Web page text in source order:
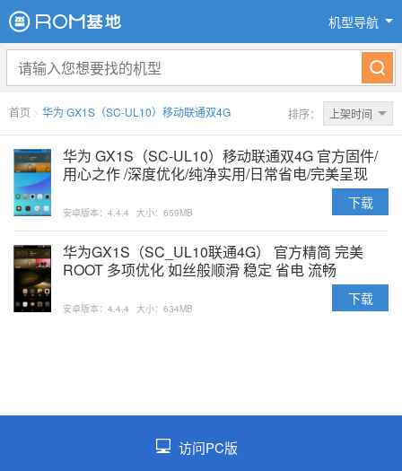
机型导航
首页 > 华为 GX1S（SC-UL10）移动联通双4G 排序： 上架时间
华为 GX1S（SC-UL10）移动联通双4G 官方固件/
用心之作 /深度优化/纯净实用/日常省电/完美呈现
安卓版本：4.4.4 大小：659MB
下载
华为GX1S（SC_UL10联通4G） 官方精简 完美
ROOT 多项优化 如丝般顺滑 稳定 省电 流畅
安卓版本：4.4.4 大小：634MB
下载
访问PC版